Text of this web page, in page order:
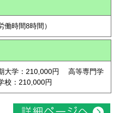
時間8時間）
大学：210,000円 高等専門学
：210,000円